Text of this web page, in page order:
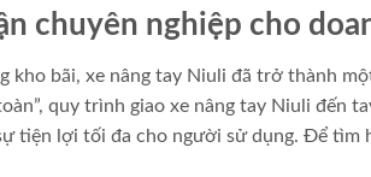
chuyên nghiệp cho
kho bãi, xe nâng tay Niuli đã trở thành
quy trình giao xe nâng tay Niuli đến
tiện lợi tối đa cho người sử dụng. Để tìm